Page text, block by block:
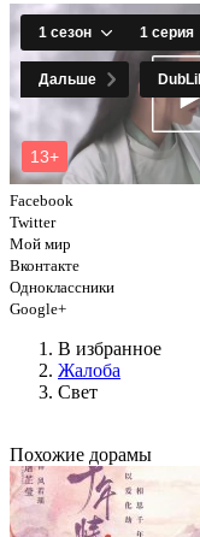
Facebook
Twitter
Мой мир
Вконтакте
Одноклассники
Google+
В избранное
Жалоба
Свет
Похожие дорамы